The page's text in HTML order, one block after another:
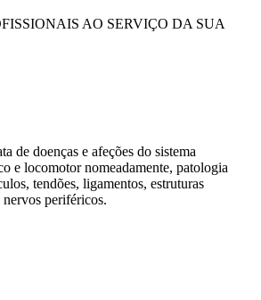
AO SERVIÇO DA SUA
de doenças e afeções do sistema
e locomotor nomeadamente, patologia
tendões, ligamentos, estruturas
periféricos.